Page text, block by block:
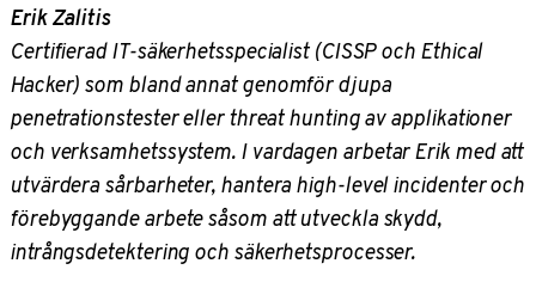
Erik Zalitis
Certifierad IT-säkerhetsspecialist (CISSP och Ethical
Hacker) som bland annat genomför djupa
penetrationstester eller threat hunting av applikationer
och verksamhetssystem. I vardagen arbetar Erik med att
utvärdera sårbarheter, hantera high-level incidenter och
förebyggande arbete såsom att utveckla skydd,
intrångsdetektering och säkerhetsprocesser.